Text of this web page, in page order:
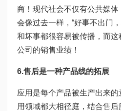
商！现代社会不仅有公共媒
会像过去一样，“好事不出门
和坏事都很容易被传播，而
公司的销售业绩！
6.售后是一种产品线的拓展
应用是每个产品被生产出来
用领域都大相径庭，结合售